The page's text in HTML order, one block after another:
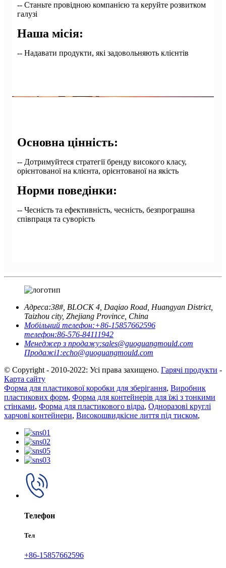
-- Станьте провідною компанією та керуйте розвитком
галузі
Наша місія:
-- Надавати продукти, які задовольняють клієнтів
Основна цінність:
-- Дотримуйтеся стратегії бренду високого класу,
орієнтованої на клієнта, орієнтованої на якість
Норми поведінки:
-- Чесність та ефективність, чесність, безпрограшна
співпраця та суворість
Адреса:38#, BLOCK 4, Daqiao Road, Huangyan District,
Taizhou city, Zhejiang Province, China
Мобільний телефон:+86-15857662596
телефон:86-576-84111942
Менеджер з продажу:sales@guoguangmould.com
Продажі1:echo@guoguangmould.com
© Copyright - 2010-2022: Усі права захищено. Гарячі продукти -
Карта сайту
Форма для пластикової коробки для зберігання, Виробник
пластикових форм, Форма для контейнерів для їжі з тонкими
стінками, Форма для пластикового відра, Одноразові круглі
харчові контейнери, Високошвидкісне лиття під тиском,
Телефон
Тел
+86-15857662596